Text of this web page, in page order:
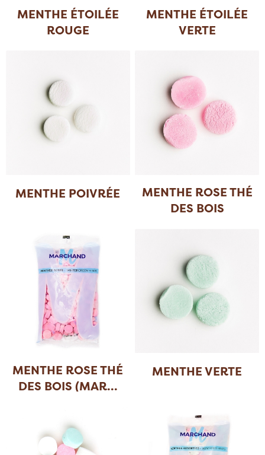
MENTHE ÉTOILÉE
ROUGE
MENTHE ÉTOILÉE
VERTE
MENTHE POIVRÉE
MENTHE ROSE THÉ
DES BOIS
MENTHE ROSE THÉ
DES BOIS (MAR...
MENTHE VERTE